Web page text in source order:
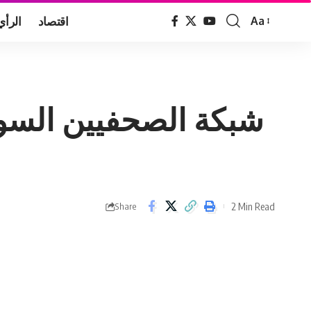
اقتصاد
Font
Aa
شبكة الصحفيين
Share 2 Min Read